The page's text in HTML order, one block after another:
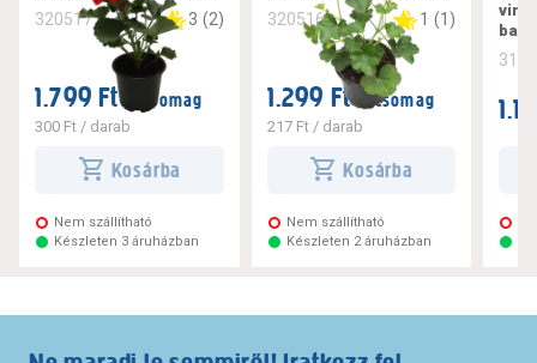
320517 3 (2)
1.799 Ft / csomag
300 Ft / darab
Kosárba
Nem szállítható
Készleten 3 áruházban
320516 1 (1)
1.299 Ft / csomag
217 Ft/ darab
Kosárba
Nem szállítható
Készleten 2 áruházban